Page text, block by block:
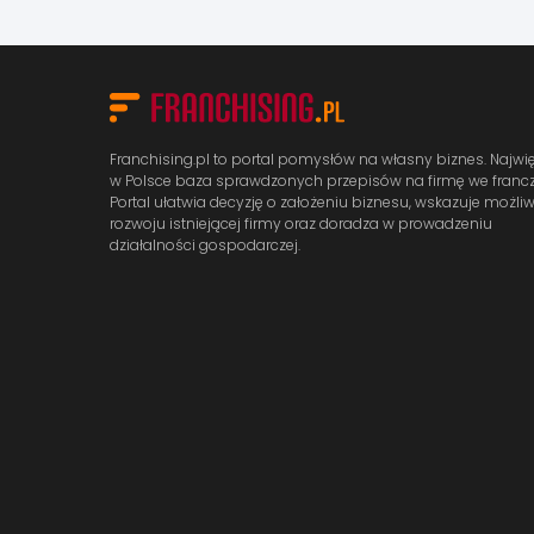
Franchising.pl to portal pomysłów na własny biznes.
w Polsce baza sprawdzonych przepisów na firmę we
Portal ułatwia decyzję o założeniu biznesu, wskazuje
rozwoju istniejącej firmy oraz doradza w prowadzeniu
działalności gospodarczej.